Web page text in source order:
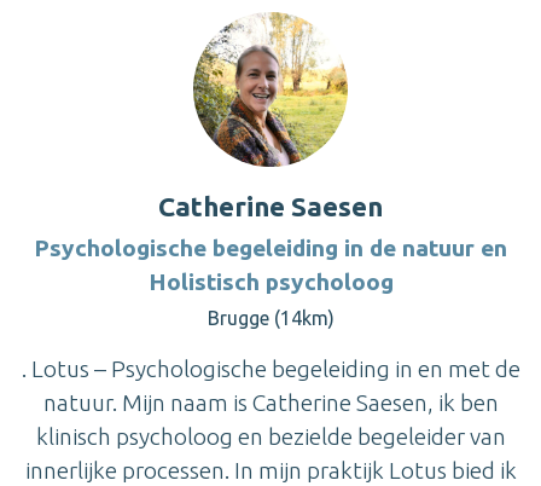
Catherine Saesen
Psychologische begeleiding in de natuur en
Holistisch psycholoog
Brugge (14km)
. Lotus – Psychologische begeleiding in en met de
natuur. Mijn naam is Catherine Saesen, ik ben
klinisch psycholoog en bezielde begeleider van
innerlijke processen. In mijn praktijk Lotus bied ik